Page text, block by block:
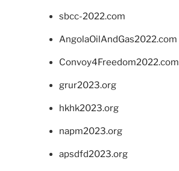
sbcc-2022.com
AngolaOilAndGas2022.com
Convoy4Freedom2022.com
grur2023.org
hkhk2023.org
napm2023.org
apsdfd2023.org